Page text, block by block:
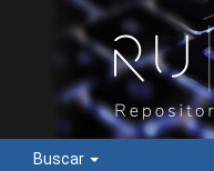
Buscar